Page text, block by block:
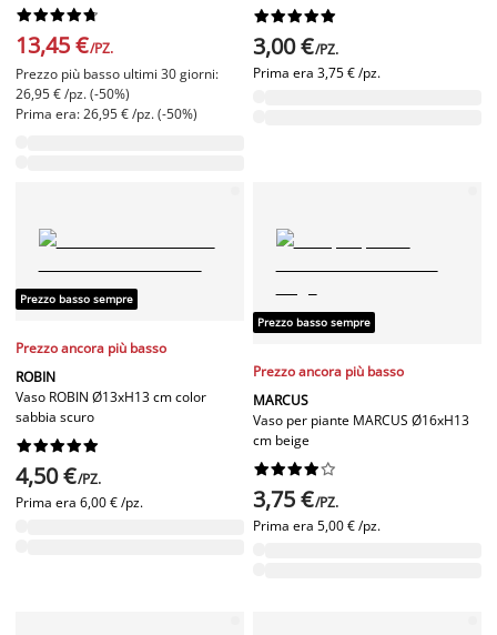






13,45 €/PZ.
Prezzo più basso ultimi 30 giorni:
26,95 € /pz. (-50%)
Prima era: 26,95 € /pz. (-50%)






3,00 €/PZ.
Prima era 3,75 € /pz.
Prezzo basso sempre
Prezzo ancora più basso
ROBIN
Vaso ROBIN Ø13xH13 cm color
sabbia scuro






4,50 €/PZ.
Prima era 6,00 € /pz.
Prezzo basso sempre
Prezzo ancora più basso
MARCUS
Vaso per piante MARCUS Ø16xH13
cm beige






3,75 €/PZ.
Prima era 5,00 € /pz.